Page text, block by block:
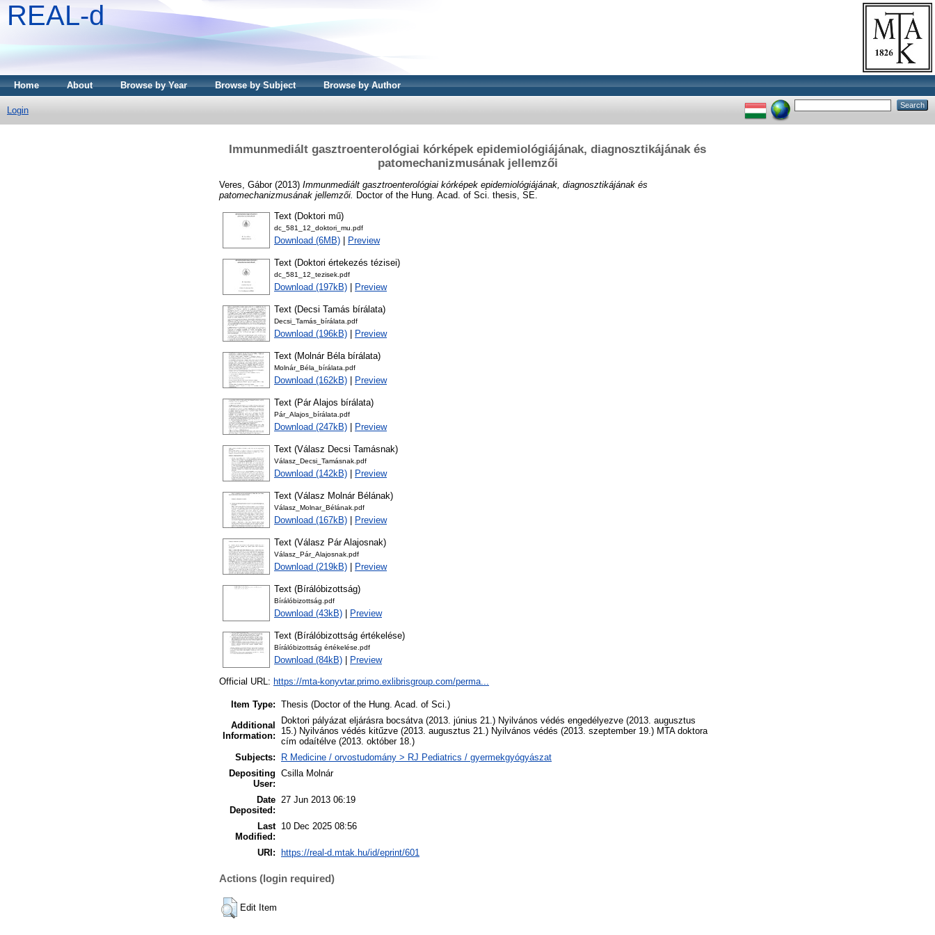
REAL-d
Home About Browse by Year Browse by Subject Browse by Author
Login
Immunmediált gasztroenterológiai kórképek epidemiológiájának, diagnosztikájának és
patomechanizmusának jellemzői
Veres, Gábor(2013) Immunmediált gasztroenterológiai kórképek epidemiológiájának, diagnosztikájának és
patomechanizmusának jellemzői. Doctor of the Hung. Acad. of Sci. thesis, SE.
Text (Doktori mű)
dc_581_12_doktori_mu.pdf
Download (6MB) Preview
Text (Doktori értekezés tézisei)
dc_581_12_tezisek.pdf
Download (197kB) Preview
Text (Decsi Tamás bírálata)
Decsi_Tamás_bírálata.pdf
Download (196kB) Preview
Text (Molnár Béla bírálata)
Molnár_Béla_bírálata.pdf
Download (162kB) Preview
Text (Pár Alajos bírálata)
Pár_Alajos_bírálata.pdf
Download (247kB) Preview
Text (Válasz Decsi Tamásnak)
Válasz_Decsi_Tamásnak.pdf
Download (142kB) Preview
Text (Válasz Molnár Bélának)
Válasz_Molnar_Bélának.pdf
Download (167kB) Preview
Text (Válasz Pár Alajosnak)
Válasz_Pár_Alajosnak.pdf
Download (219kB) Preview
Text (Bírálóbizottság)
Bírálóbizottság.pdf
Download (43kB) Preview
Text (Bírálóbizottság értékelése)
Bírálóbizottság értékelése.pdf
Download (84kB) Preview
Official URL: https://mta-konyvtar.primo.exlibrisgroup.com/perma...
Item Type: Thesis (Doctor of the Hung. Acad. of Sci.)
Additional
Information:
Doktori pályázat eljárásra bocsátva (2013. június 21.) Nyilvános védés engedélyezve (2013. augusztus
15.) Nyilvános védés kitűzve (2013. augusztus 21.) Nyilvános védés (2013. szeptember 19.) MTA doktora
cím odaítélve (2013. október 18.)
Subjects:
R Medicine / orvostudomány > RJ Pediatrics / gyermekgyógyászat
Depositing
User:
Csilla Molnár
Date
Deposited:
27 Jun 2013 06:19
Last
Modified:
10 Dec 2025 08:56
URI: https://real-d.mtak.hu/id/eprint/601
Actions (login required)
Edit Item